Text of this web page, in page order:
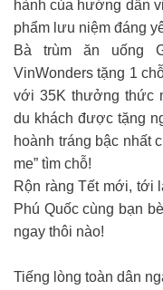
hành của hướng dẫn
phẩm lưu niệm đáng
Bà trùm ăn uống
VinWonders tặng 1
với 35K thưởng thức
du khách được tặng
hoành tráng bậc nhất
me” tìm chỗ!
Rộn ràng Tết mới, tới
Phú Quốc cùng bạn
ngay thôi nào!
Tiếng lòng toàn dân